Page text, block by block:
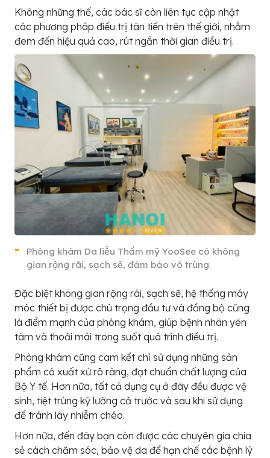
Không những thế, các bác sĩ còn liên tục cập nhật
các phương pháp điều trị tân tiến trên thế giới, nhằm
đem đến hiệu quả cao, rút ngắn thời gian điều trị.
Phòng khám Da liễu Thẩm mỹ YooSee có không
gian rộng rãi, sạch sẽ, đảm bảo vô trùng.
Đặc biệt không gian rộng rãi, sạch sẽ, hệ thống máy
móc thiết bị được chú trọng đầu tư và đồng bộ cũng
là điểm mạnh của phòng khám, giúp bệnh nhân yên
tâm và thoải mái trong suốt quá trình điều trị.
Phòng khám cũng cam kết chỉ sử dụng những sản
phẩm có xuất xứ rõ ràng, đạt chuẩn chất lượng của
Bộ Y tế. Hơn nữa, tất cả dụng cụ ở đây đều được vệ
sinh, tiệt trùng kỹ lưỡng cả trước và sau khi sử dụng
để tránh lây nhiễm chéo.
Hơn nữa, đến đây bạn còn được các chuyên gia chia
sẻ cách chăm sóc, bảo vệ da để hạn chế các bệnh lý